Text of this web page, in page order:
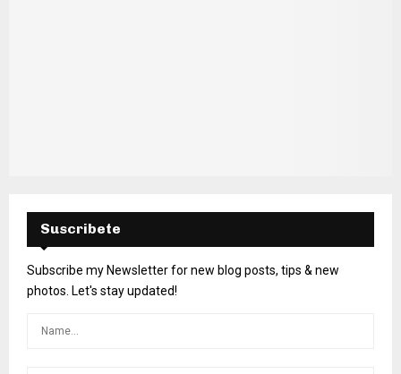
Suscribete
Subscribe my Newsletter for new blog posts, tips & new
photos. Let's stay updated!